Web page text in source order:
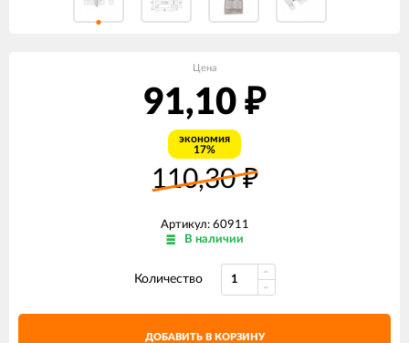
Цена
91,10 ₽
экономия
17%
110,30₽
Артикул: 60911
В наличии
Количество
ДОБАВИТЬ В КОРЗИНУ